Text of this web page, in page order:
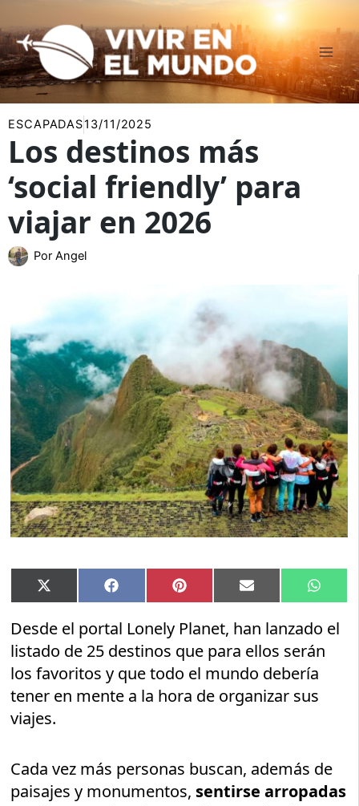
al
contenido
ESCAPADAS13/11/2025
Los destinos más
‘social friendly’ para
viajar en 2026
Por Angel
Compartir
en
X
(Twitter)
Compartir
en
Facebook Compartir
en
Pinterest Compartir
en
Email
en
Desde el portal Lonely Planet, han lanzado el
listado de 25 destinos que para ellos serán
los favoritos y que todo el mundo debería
tener en mente a la hora de organizar sus
viajes.
Cada vez más personas buscan, además de
paisajes y monumentos, sentirse arropadas